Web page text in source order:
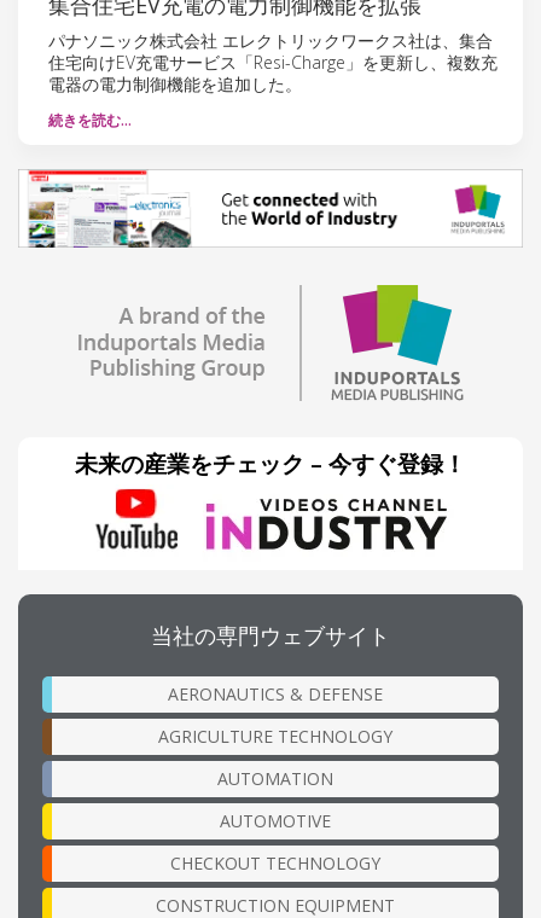
パナソニック株式会社 エレクトリックワークス社は、集合
住宅向けEV充電サービス「Resi-Charge」を更新し、複数充
電器の電力制御機能を追加した。
続きを読む…
未来の産業をチェック – 今すぐ登録！
当社の専門ウェブサイト
AERONAUTICS & DEFENSE
AGRICULTURE TECHNOLOGY
AUTOMATION
AUTOMOTIVE
CHECKOUT TECHNOLOGY
CONSTRUCTION EQUIPMENT